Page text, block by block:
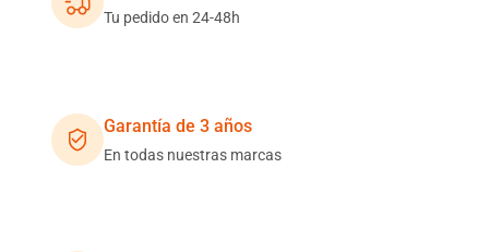
Tu pedido en 24-48h
Garantía de 3 años
En todas nuestras marcas